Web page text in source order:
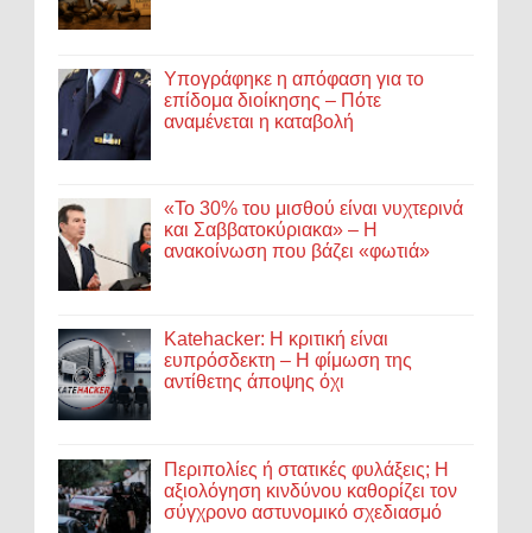
Υπογράφηκε η απόφαση για το
επίδομα διοίκησης – Πότε
αναμένεται η καταβολή
«Το 30% του μισθού είναι νυχτερινά
και Σαββατοκύριακα» – Η
ανακοίνωση που βάζει «φωτιά»
Katehacker: Η κριτική είναι
ευπρόσδεκτη – Η φίμωση της
αντίθετης άποψης όχι
Περιπολίες ή στατικές φυλάξεις; Η
αξιολόγηση κινδύνου καθορίζει τον
σύγχρονο αστυνομικό σχεδιασμό